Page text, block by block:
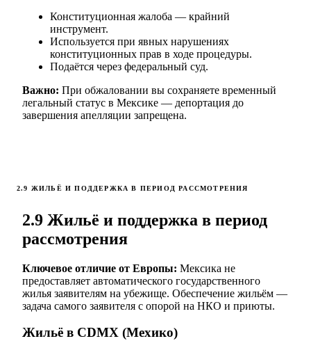
Конституционная жалоба — крайний
инструмент.
Используется при явных нарушениях
конституционных прав в ходе процедуры.
Подаётся через федеральный суд.
Важно: При обжаловании вы сохраняете временный
легальный статус в Мексике — депортация до
завершения апелляции запрещена.
2.9 ЖИЛЬЁ И ПОДДЕРЖКА В ПЕРИОД РАССМОТРЕНИЯ
2.9 Жильё и поддержка в период
рассмотрения
Ключевое отличие от Европы: Мексика не
предоставляет автоматического государственного
жилья заявителям на убежище. Обеспечение жильём —
задача самого заявителя с опорой на НКО и приюты.
Жильё в CDMX (Мехико)